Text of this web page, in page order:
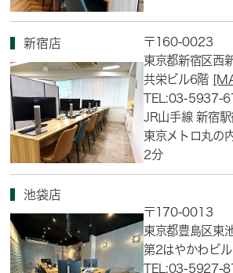
新宿店
〒160-0023
東京都新宿区西
共栄ビル6階
TEL:03-5937-
JR山手線 新宿
東京メトロ丸の
2分
池袋店
〒170-0013
東京都豊島区東
第2はやかわビ
TEL:03-5927-